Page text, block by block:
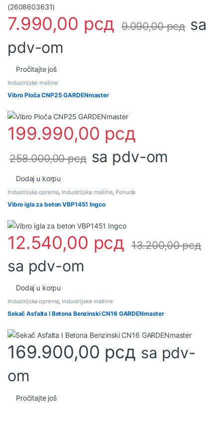
7.990,00 рсд 9.090,00рсд sa
pdv-om
Pročitajte još
Industrijske mašine
Vibro Ploča CNP25 GARDENmaster
199.990,00 рсд
258.000,00рсд sa pdv-om
Dodaj u korpu
Industrijska oprema Industrijske mašine Ponuda
Vibro igla za beton VBP1451 Ingco
12.540,00 рсд 13.200,00рсд
sa pdv-om
Dodaj u korpu
Industrijska oprema, Industrijske mašine
Sekač Asfalta I Betona Benzinski CN16 GARDENmaster
169.900,00 рсд sa pdv-
om
Pročitajte još